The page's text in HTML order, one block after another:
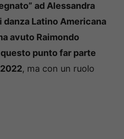
ad Alessandra
danza Latino Americana
avuto Raimondo
punto far parte
, ma con un ruolo